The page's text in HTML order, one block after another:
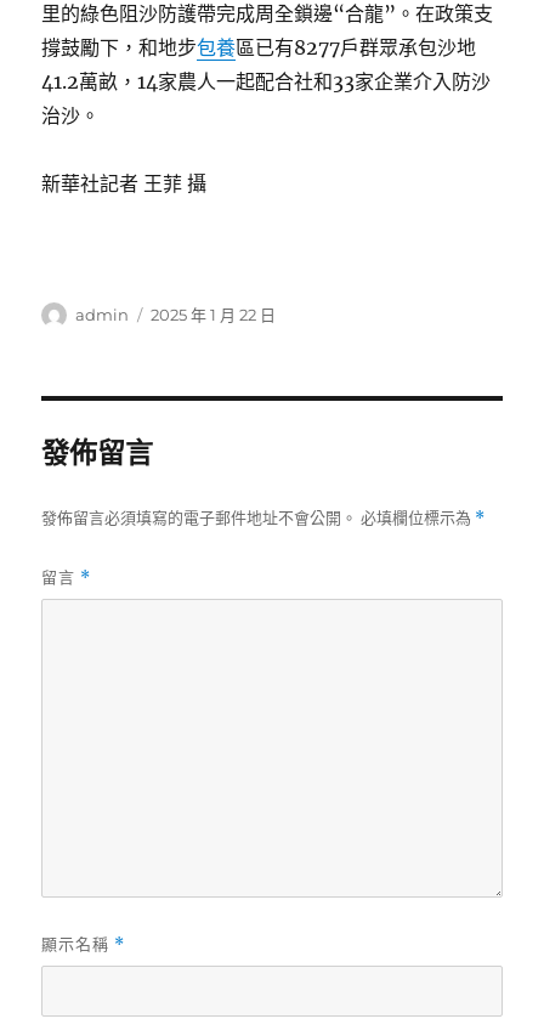
里的綠色阻沙防護帶完成周全鎖邊“合龍”。在政策支
撐鼓勵下，和地步包養區已有8277戶群眾承包沙地
41.2萬畝，14家農人一起配合社和33家企業介入防沙
治沙。
新華社記者 王菲 攝
作
admin
發
2025 年 1 月 22 日
發佈留言
發佈留言必須填寫的電子郵件地址不會公開。 必填欄位標示為 *
留言 *
顯示名稱 *